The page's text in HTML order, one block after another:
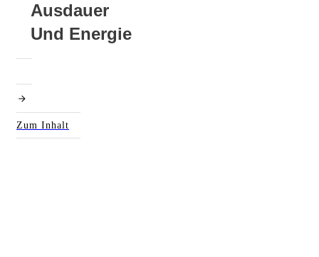
Ausdauer
Und Energie
Zum Inhalt